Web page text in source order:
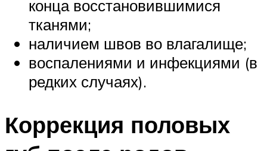
конца восстановившимися
тканями;
наличием швов во влагалище;
воспалениями и инфекциями (в
редких случаях).
Коррекция половых